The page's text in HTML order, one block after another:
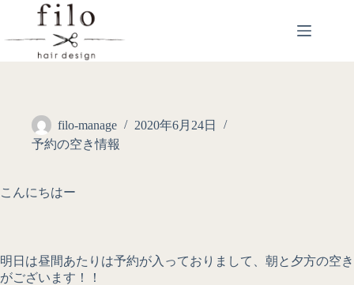
filo-manage
2020年6月24日
予約の空き情報
こんにちはー
明日は昼間あたりは予約が入っておりまして、朝と夕方の空き
がございます！！